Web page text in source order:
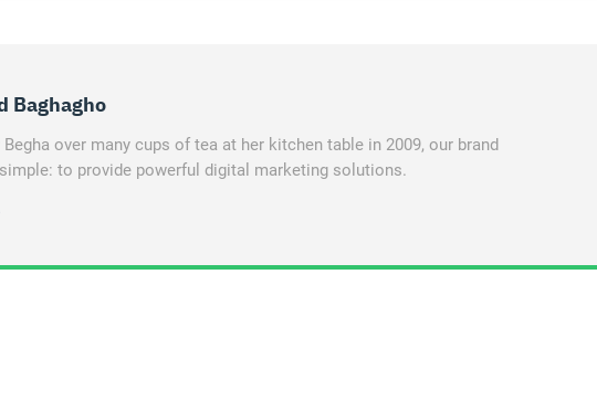
Baghagho
Begha over many cups of tea at her kitchen table in 2009, our brand
to provide powerful digital marketing solutions.